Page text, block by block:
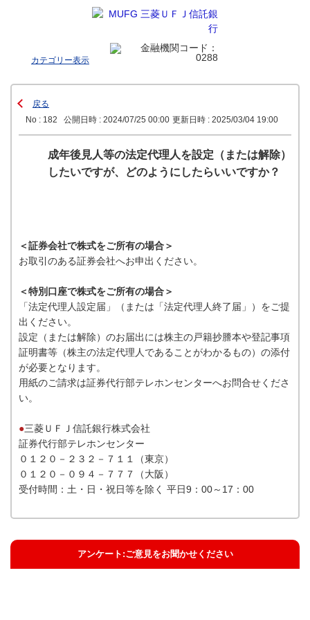
カテゴリー表示
戻る
No : 182
公開日時 : 2024/07/25 00:00 更新日時 : 2025/03/04 19:00
成年後見人等の法定代理人を設定（または解除）
したいですが、どのようにしたらいいですか？
＜証券会社で株式をご所有の場合＞
お取引のある証券会社へお申出ください。
＜特別口座で株式をご所有の場合＞
「法定代理人設定届」（または「法定代理人終了届」）をご提
出ください。
設定（または解除）のお届出には株主の戸籍抄謄本や登記事項
証明書等（株主の法定代理人であることがわかるもの）の添付
が必要となります。
用紙のご請求は証券代行部テレホンセンターへお問合せくださ
い。
●三菱ＵＦＪ信託銀行株式会社
証券代行部テレホンセンター
０１２０－２３２－７１１（東京）
０１２０－０９４－７７７（大阪）
受付時間：土・日・祝日等を除く 平日9：00～17：00
アンケート:ご意見をお聞かせください